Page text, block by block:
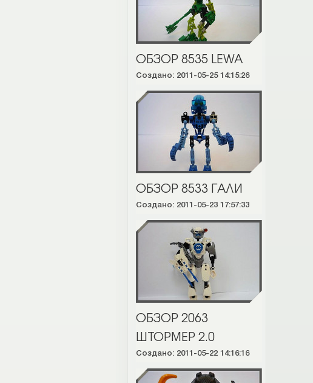
ОБЗОР 8535 LEWA
Создано: 2011-05-25 14:15:26
ОБЗОР 8533 ГАЛИ
Создано: 2011-05-23 17:57:33
ОБЗОР 2063
ШТОРМЕР 2.0
Создано: 2011-05-22 14:16:16